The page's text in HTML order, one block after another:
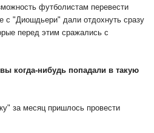
футболистам перевести
с "Диошдьери" дали отдохнуть сразу
перед этим сражались с
когда-нибудь попадали в такую
за месяц пришлось провести